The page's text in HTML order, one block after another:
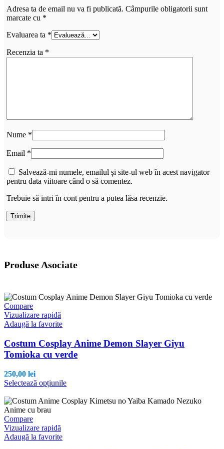
Adresa ta de email nu va fi publicată. Câmpurile obligatorii sunt
marcate cu *
Evaluarea ta *
Recenzia ta *
Nume *
Email *
Salvează-mi numele, emailul și site-ul web în acest navigator
pentru data viitoare când o să comentez.
Trebuie să intri în cont pentru a putea lăsa recenzie.
Produse Asociate
Compare
Vizualizare rapidă
Adaugă la favorite
Costum Cosplay Anime Demon Slayer Giyu
Tomioka cu verde
250,00 lei
Selectează opțiunileAcest
are
Compare
Vizualizare rapidă
Adaugă la favorite